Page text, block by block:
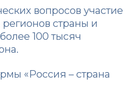
вопросов участие
страны и
100 тысяч
«Россия – страна